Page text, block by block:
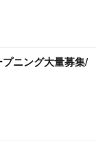
ニング大量募集/